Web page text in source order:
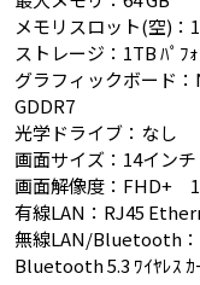
メモリスロット(空)：
ストレージ：1TB ﾊﾟﾌ
グラフィックボード
GDDR7
光学ドライブ：なし
画面サイズ：14インチ
画面解像度：FHD+
有線LAN：RJ45
無線LAN/Bluetooth：
Bluetooth 5.3 ﾜｲﾔﾚｽ ｶ